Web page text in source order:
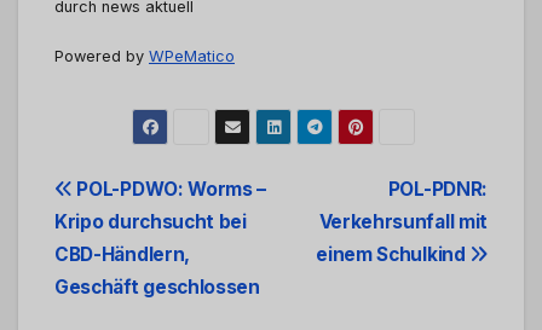
durch news aktuell
Powered by WPeMatico
Beitrags-
Navigation
POL-PDNR:
Verkehrsunfall mit
einem Schulkind
POL-PDWO: Worms –
Kripo durchsucht bei
CBD-Händlern,
Geschäft geschlossen